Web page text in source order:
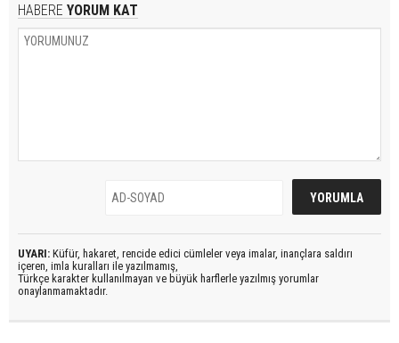
HABERE YORUM KAT
UYARI: Küfür, hakaret, rencide edici cümleler veya imalar, inançlara saldırı
içeren, imla kuralları ile yazılmamış,
Türkçe karakter kullanılmayan ve büyük harflerle yazılmış yorumlar
onaylanmamaktadır.